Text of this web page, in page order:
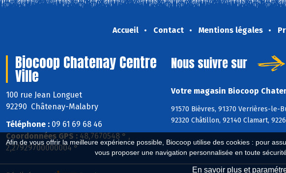
Afin de vous offrir la meilleure expérience possible, Biocoop utilise des cookies : pour
vous proposer une navigation personnalisée en toute
En savoir plus et
Accueil Contact Mentions légales
Biocoop Chatenay Centre
Ville
100 rue Jean Longuet
92290 Châtenay-Malabry
Téléphone : 09 61 69 68 46
Coordonnées GPS : 48,7670548 ° ,
2,27929700000004 °
Nous suivre sur
Votre magasin Biocoop
91570 Bièvres, 91370 Verrières-le-
92320 Châtillon, 92140 Clamart,